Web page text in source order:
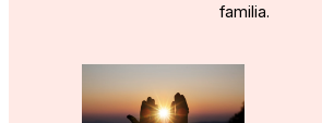
familia.